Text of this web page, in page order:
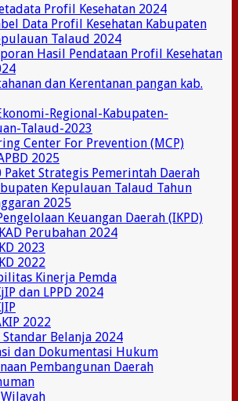
Profil Kesehatan 2024
Data Profil Kesehatan Kabupaten
Talaud 2024
Hasil Pendataan Profil Kesehatan
dan Kerentanan pangan kab.
Regional-Kabupaten-
Talaud-2023
Center For Prevention (MCP)
2025
Paket Strategis Pemerintah Daerah
Kepulauan Talaud Tahun
2025
Keuangan Daerah (IKPD)
Perubahan 2024
2023
2022
Kinerja Pemda
dan LPPD 2024
2022
Belanja 2024
dan Dokumentasi Hukum
Pembangunan Daerah